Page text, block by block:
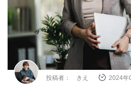
投稿者： きえ 2024年